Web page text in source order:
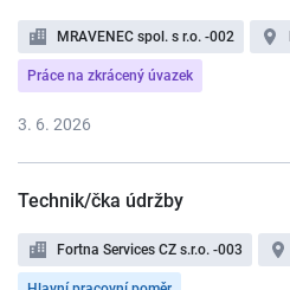
MRAVENEC spol. s r.o. -002
Práce na zkrácený úvazek
3. 6. 2026
Technik/čka údržby
Fortna Services CZ s.r.o. -003